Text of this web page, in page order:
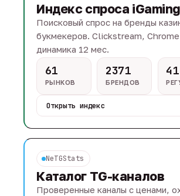
Индекс спроса iGaming
Поисковый спрос на бренды
букмекеров. Clickstream, Chrome
динамика 12 мес.
61
РЫНКОВ
2371
БРЕНДОВ
41
Открыть индекс
NeTGStats
Каталог TG-каналов
Проверенные каналы с ценами,